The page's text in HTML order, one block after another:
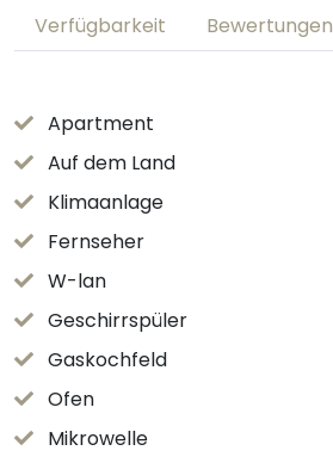
Verfügbarkeit Bewertungen
Apartment
Auf dem Land
Klimaanlage
Fernseher
W-lan
Geschirrspüler
Gaskochfeld
Ofen
Mikrowelle